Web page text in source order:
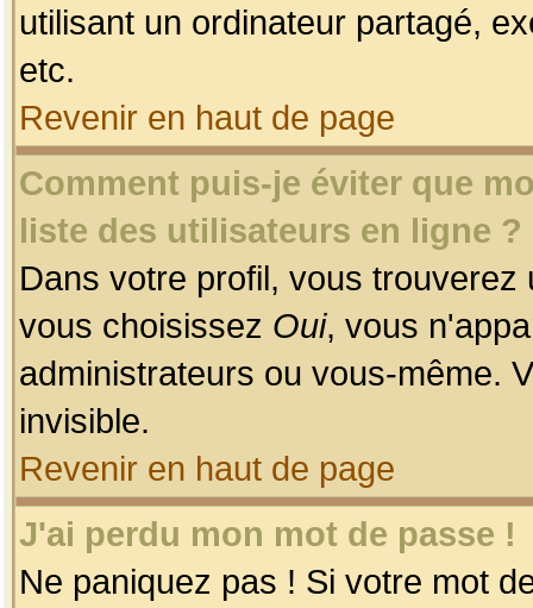
utilisant un ordinateur partagé,
etc.
Revenir en haut de page
Comment puis-je éviter que
liste des utilisateurs en ligne ?
Dans votre profil, vous
vous choisissez Oui, vous
administrateurs ou vous-même.
invisible.
Revenir en haut de page
J'ai perdu mon mot de passe !
Ne paniquez pas ! Si votre mot